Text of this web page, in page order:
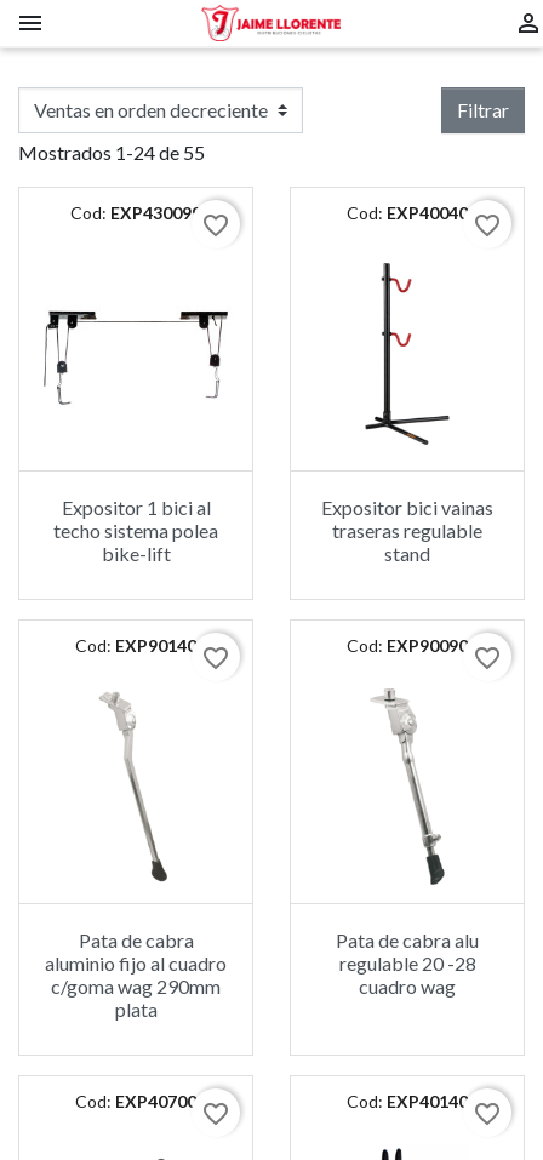
 
Filtrar
Mostrados 1-24 de 55
Cod: EXP430099 favorite_border
Expositor 1 bici al
techo sistema polea
bike-lift
Cod: EXP40040 favorite_border
Expositor bici vainas
traseras regulable
stand
Cod: EXP90140 favorite_border
Pata de cabra
aluminio fijo al cuadro
c/goma wag 290mm
plata
Cod: EXP90090 favorite_border
Pata de cabra alu
regulable 20 -28
cuadro wag
Cod: EXP40700 favorite_border Cod: EXP40140 favorite_border